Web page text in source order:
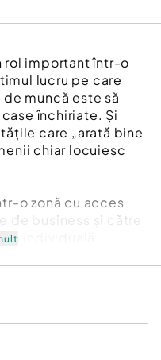
rol important într-o
lucru pe care
muncă este să
închiriate. Și
care „arată bine
chiar locuiesc
o zonă cu acces
de business și către
individuală
niveluri: